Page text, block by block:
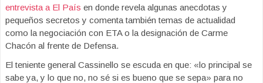
entrevista a El País en donde revela algunas anecdotas y
pequeños secretos y comenta también temas de actualidad
como la negociación con ETA o la designación de Carme
Chacón al frente de Defensa.
El teniente general Cassinello se escuda en que: «lo principal se
sabe ya, y lo que no, no sé si es bueno que se sepa» para no